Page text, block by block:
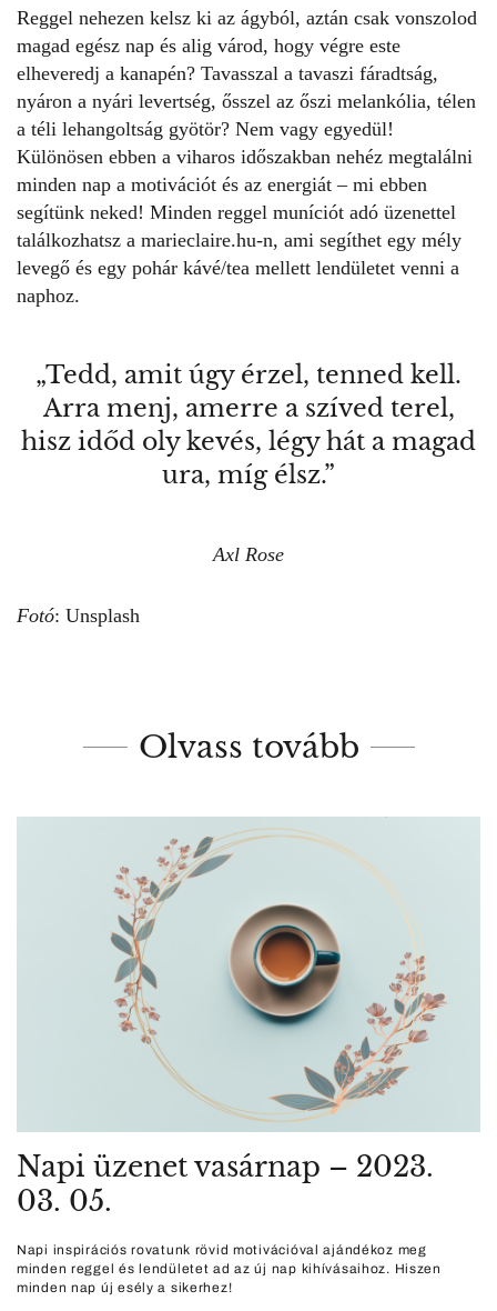
Reggel nehezen kelsz ki az ágyból, aztán csak vonszolod
magad egész nap és alig várod, hogy végre este
elheveredj a kanapén? Tavasszal a tavaszi fáradtság,
nyáron a nyári levertség, ősszel az őszi melankólia, télen
a téli lehangoltság gyötör? Nem vagy egyedül!
Különösen ebben a viharos időszakban nehéz megtalálni
minden nap a motivációt és az energiát – mi ebben
segítünk neked! Minden reggel muníciót adó üzenettel
találkozhatsz a marieclaire.hu-n, ami segíthet egy mély
levegő és egy pohár kávé/tea mellett lendületet venni a
naphoz.
„Tedd, amit úgy érzel, tenned kell.
Arra menj, amerre a szíved terel,
hisz időd oly kevés, légy hát a magad
ura, míg élsz.”
Axl Rose
Fotó: Unsplash
Olvass tovább
Napi üzenet vasárnap – 2023.
03. 05.
Napi inspirációs rovatunk rövid motivációval ajándékoz meg
minden reggel és lendületet ad az új nap kihívásaihoz. Hiszen
minden nap új esély a sikerhez!